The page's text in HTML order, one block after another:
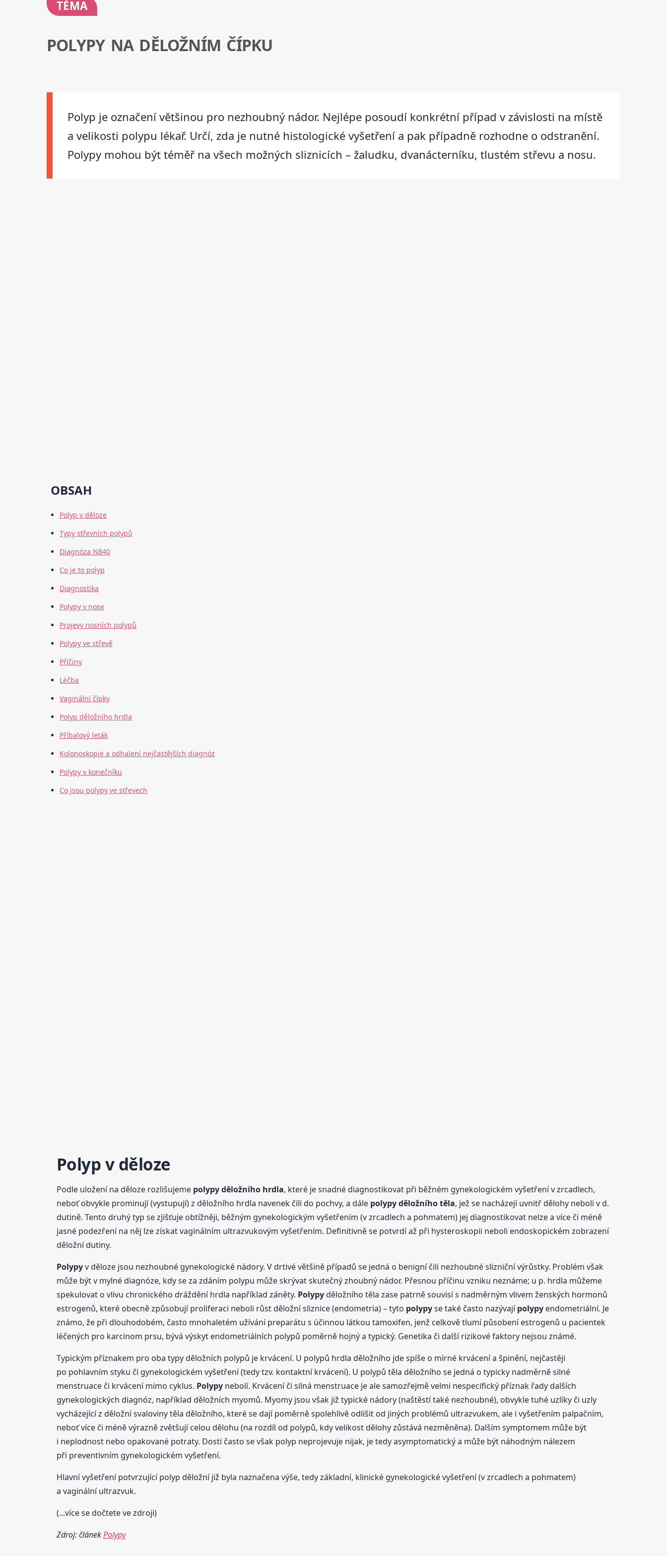
TÉMA
POLYPY NA DĚLOŽNÍM ČÍPKU
Polyp je označení většinou pro nezhoubný nádor. Nejlépe posoudí konkrétní případ v závislosti na místě
a velikosti polypu lékař. Určí, zda je nutné histologické vyšetření a pak případně rozhodne o odstranění.
Polypy mohou být téměř na všech možných sliznicích – žaludku, dvanácterníku, tlustém střevu a nosu.
OBSAH
Polyp v děloze
Typy střevních polypů
Diagnóza N840
Co je to polyp
Diagnostika
Polypy v nose
Projevy nosních polypů
Polypy ve střevě
Příčiny
Léčba
Vaginální čípky
Polyp děložního hrdla
Příbalový leták
Kolonoskopie a odhalení nejčastějších diagnóz
Polypy v konečníku
Co jsou polypy ve střevech
Polyp v děloze
Podle uložení na děloze rozlišujeme polypyděložního hrdla, které je snadné diagnostikovat při běžném gynekologickém vyšetření v zrcadlech,
neboť obvykle prominují (vystupují) z děložního hrdla navenek čili do pochvy, a dále polypyděložního těla, jež se nacházejí uvnitř dělohy neboli v d.
dutině. Tento druhý typ se zjišťuje obtížněji, běžným gynekologickým vyšetřením (v zrcadlech a pohmatem) jej diagnostikovat nelze a více či méně
jasné podezření na něj lze získat vaginálním ultrazvukovým vyšetřením. Definitivně se potvrdí až při hysteroskopii neboli endoskopickém zobrazení
děložní dutiny.
Polypyv děloze jsou nezhoubné gynekologické nádory. V drtivé většině případů se jedná o benigní čili nezhoubné slizniční výrůstky. Problém však
může být v mylné diagnóze, kdy se za zdáním polypu může skrývat skutečný zhoubný nádor. Přesnou příčinu vzniku neznáme; u p. hrdla můžeme
spekulovat o vlivu chronického dráždění hrdla například záněty. Polypyděložního těla zase patrně souvisí s nadměrným vlivem ženských hormonů
estrogenů, které obecně způsobují proliferaci neboli růst děložní sliznice (endometria) – tyto polypyse také často nazývajípolypyendometriální. Je
známo, že při dlouhodobém, často mnohaletém užívání preparátu s účinnou látkou tamoxifen, jenž celkově tlumí působení estrogenů u pacientek
léčených pro karcinom prsu, bývá výskyt endometriálních polypů poměrně hojný a typický. Genetika či další rizikové faktory nejsou známé.
Typickým příznakem pro oba typy děložních polypů je krvácení. U polypů hrdla děložního jde spíše o mírné krvácení a špinění, nejčastěji
po pohlavním styku či gynekologickém vyšetření (tedy tzv. kontaktní krvácení). U polypů těla děložního se jedná o typicky nadměrně silné
menstruace či krvácení mimo cyklus. Polypynebolí. Krvácení či silná menstruace je ale samozřejmě velmi nespecifický příznak řady dalších
gynekologických diagnóz, například děložních myomů. Myomy jsou však již typické nádory (naštěstí také nezhoubné), obvykle tuhé uzlíky či uzly
vycházející z děložní svaloviny těla děložního, které se dají poměrně spolehlivě odlišit od jiných problémů ultrazvukem, ale i vyšetřením palpačním,
neboť více či méně výrazně zvětšují celou dělohu (na rozdíl od polypů, kdy velikost dělohy zůstává nezměněna). Dalším symptomem může být
i neplodnost nebo opakované potraty. Dosti často se však polyp neprojevuje nijak, je tedy asymptomatický a může být náhodným nálezem
při preventivním gynekologickém vyšetření.
Hlavní vyšetření potvrzující polyp děložní již byla naznačena výše, tedy základní, klinické gynekologické vyšetření (v zrcadlech a pohmatem)
a vaginální ultrazvuk.
(...více se dočtete ve zdroji)
Zdroj: článekPolypy